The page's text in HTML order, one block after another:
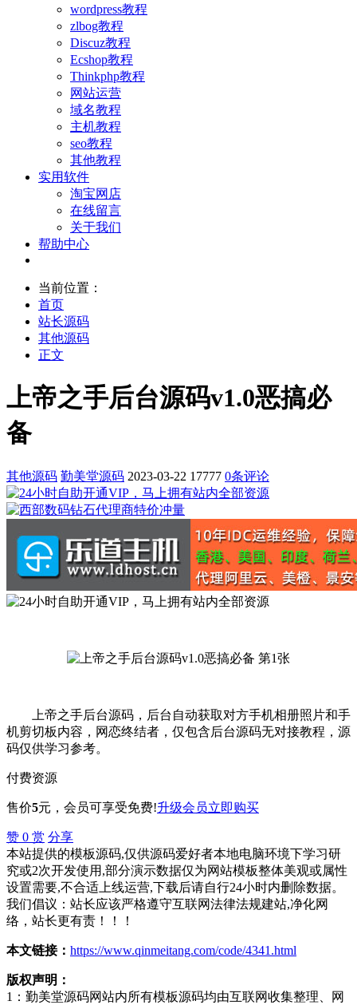
wordpress教程
zlbog教程
Discuz教程
Ecshop教程
Thinkphp教程
网站运营
域名教程
主机教程
seo教程
其他教程
实用软件
淘宝网店
在线留言
关于我们
帮助中心
当前位置：
首页
站长源码
其他源码
正文
上帝之手后台源码v1.0恶搞必
备
其他源码 勤美堂源码 2023-03-22 17777 0条评论
上帝之手后台源码，后台自动获取对方手机相册照片和手
机剪切板内容，网恋终结者，仅包含后台源码无对接教程，源
码仅供学习参考。
付费资源
售价5元 ，会员可享受免费!升级会员立即购买
赞 0 赏 分享
本站提供的模板源码,仅供源码爱好者本地电脑环境下学习研
究或2次开发使用,部分演示数据仅为网站模板整体美观或属性
设置需要,不合适上线运营,下载后请自行24小时内删除数据。
我们倡议：站长应该严格遵守互联网法律法规建站,净化网
络，站长更有责！！！
本文链接： https://www.qinmeitang.com/code/4341.html
版权声明：
1：勤美堂源码网站内所有模板源码均由互联网收集整理、网